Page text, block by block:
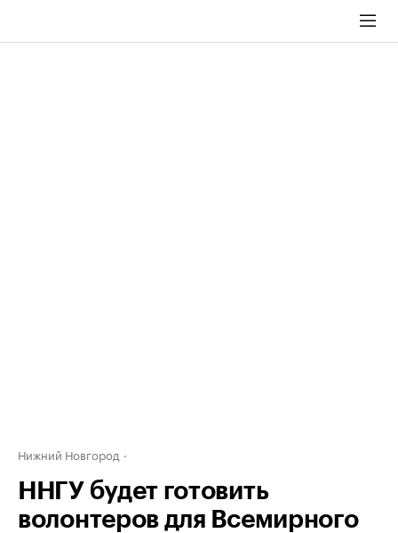
Нижний Новгород
ННГУ будет готовить
волонтеров для Всемирного